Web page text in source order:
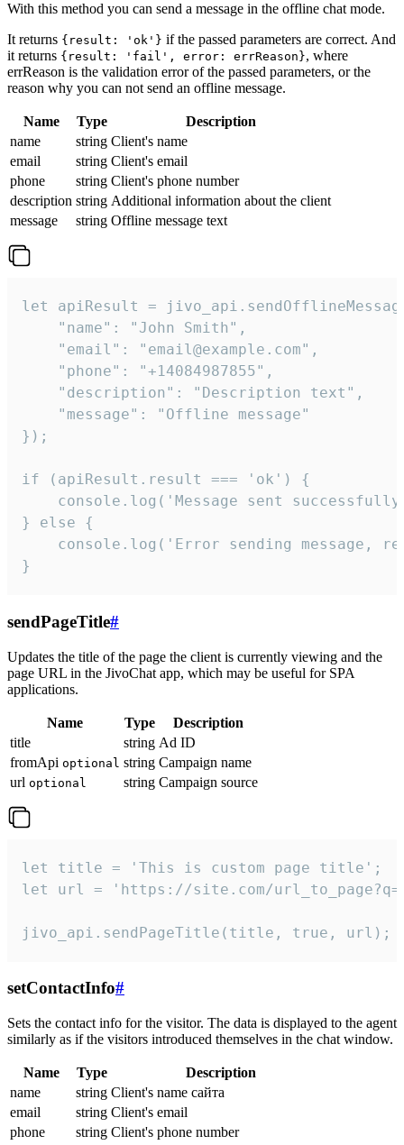
With this method you can send a message in the offline chat mode.
It returns {result: 'ok'} if the passed parameters are correct. And
it returns {result: 'fail', error: errReason}, where
errReason is the validation error of the passed parameters, or the
reason why you can not send an offline message.
Name Type
Description
name
string Client's name
email
string Client's email
phone
string Client's phone number
description string Additional information about the client
message
string Offline message text
let apiResult =
    "name": "John Smith",
    "email": "email@example.com",
    "phone": "+14084987855",
    "description": "Description text",
    "message": "Offline message"
});
if (apiResult.result === 'ok') {
console.log('Message sent
} else {
console.log('Error sending message,
}
sendPageTitle#
Updates the title of the page the client is currently viewing and the
page URL in the JivoChat app, which may be useful for SPA
applications.
Name Type
Description
title
string Ad ID
fromApi optional string Campaign name
url optional string Campaign source
let title = 'This is custom page title';
let url = 'https://site.com/
jivo_api.sendPageTitle(title, true, url);
setContactInfo#
Sets the contact info for the visitor. The data is displayed to the agent
similarly as if the visitors introduced themselves in the chat window.
Name Type
Description
name
string Client's name сайта
email
string Client's email
phone
string Client's phone number